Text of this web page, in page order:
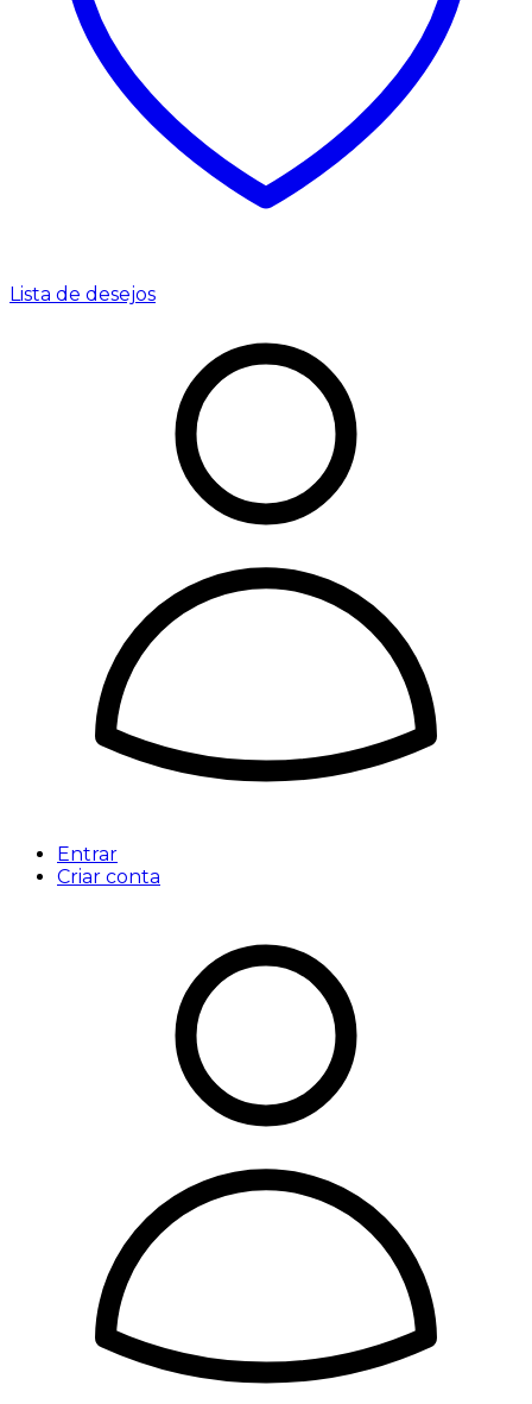
Lista de desejos
Entrar
Criar conta